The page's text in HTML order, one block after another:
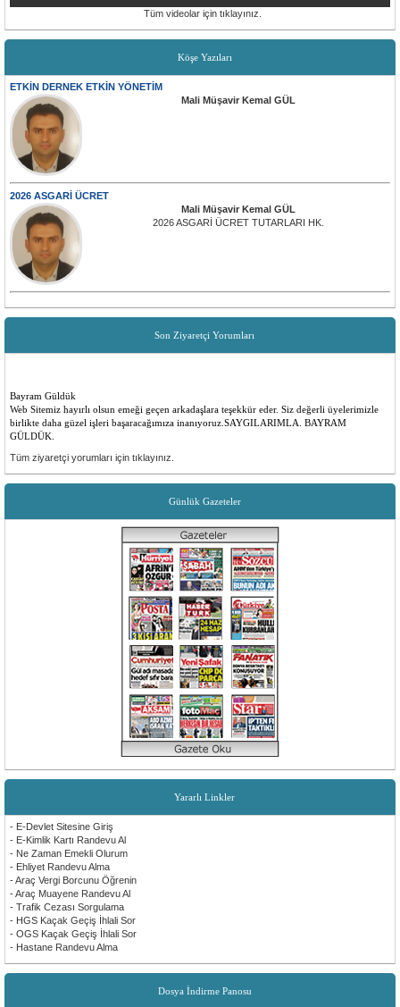
Tüm videolar için tıklayınız.
Köşe Yazıları
ETKİN DERNEK ETKİN YÖNETİM
Mali Müşavir Kemal GÜL
2026 ASGARİ ÜCRET
Mali Müşavir Kemal GÜL
2026 ASGARİ ÜCRET TUTARLARI HK.
Son Ziyaretçi Yorumları
Web Sitemiz hayırlı olsun emeği geçen arkadaşlara teşekkür eder. Siz değerli üyelerimizle
birlikte daha güzel işleri başaracağımıza inanıyoruz.SAYGILARIMLA. BAYRAM
GÜLDÜK.
Yenilikler olması çok güzel insanlara faydalı bir site düşünen ve emeği geçen herkese
teşekkürler
Öncelikle sitemiz tüm köyümüz için hayırlı ugurlu olsun. Yenilikler için, emeği geçen
Tüm ziyaretçi yorumları için tıklayınız.
Günlük Gazeteler
Yararlı Linkler
- E-Devlet Sitesine Giriş
- E-Kimlik Kartı Randevu Al
- Ne Zaman Emekli Olurum
- Ehliyet Randevu Alma
- Araç Vergi Borcunu Öğrenin
- Araç Muayene Randevu Al
- Trafik Cezası Sorgulama
- HGS Kaçak Geçiş İhlali Sor
- OGS Kaçak Geçiş İhlali Sor
- Hastane Randevu Alma
Dosya İndirme Panosu